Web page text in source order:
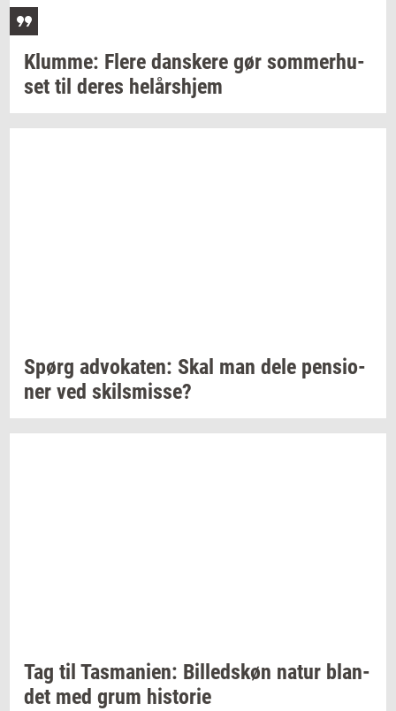
Klum­me: Flere dan­ske­re gør som­mer­hu­
set til deres helårs­hjem
Spørg ad­vo­ka­ten: Skal man dele pen­sio­
ner ved skils­mis­se?
Tag til Tas­ma­ni­en: Bil­leds­køn natur blan­
det med grum hi­sto­rie